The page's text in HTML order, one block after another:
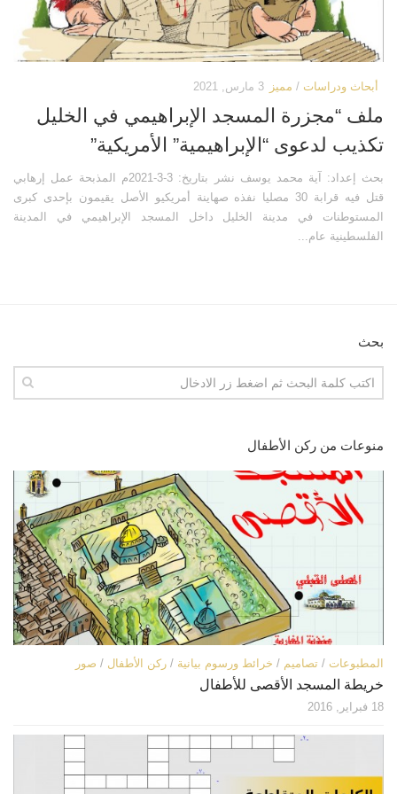
فيديوهات أخرى
العروض التقديمية
مكتبة الصوتيات
قرآن
دروس علمية
برامج إذاعية
أناشيد
متفرقات
ركن الأطفال
أخرى
الموقع الأم
كتابات أخرى
أبحاث ودراسات
المطبوعات
مكتبة الصور
صور المسجد الأقصى
صور مدينة القدس
صور ترميمات إسلامية
صور انتهاكات صهيونية
فيديو وثائقي عن بيت المقدس
فيديو تعليمي عن بيت المقدس
فيديوهات أخرى
مكتبة الصوتيات
دروس علمية
برامج إذاعية
أناشيد
مكتبة الالعاب
أبحاث ودراسات / مميز 3 مارس, 2021
ملف “مجزرة المسجد الإبراهيمي في الخليل
تكذيب لدعوى “الإبراهيمية” الأمريكية”
بحث إعداد: آية محمد يوسف نشر بتاريخ: 3-3-2021م المذبحة عمل إرهابي
قتل فيه قرابة 30 مصليا نفذه صهاينة أمريكيو الأصل يقيمون بإحدى كبرى
المستوطنات في مدينة الخليل داخل المسجد الإبراهيمي في المدينة
الفلسطينية عام...
بحث
منوعات من ركن الأطفال
المطبوعات / تصاميم / خرائط ورسوم بيانية / ركن الأطفال / صور
خريطة المسجد الأقصى للأطفال
18 فبراير, 2016